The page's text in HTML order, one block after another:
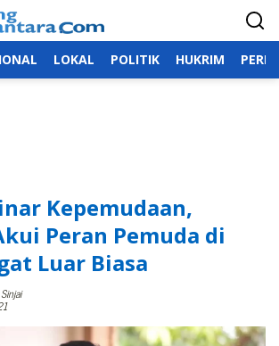
LOKAL POLITIK HUKRIM
Kepemudaan,
Peran Pemuda di
Luar Biasa